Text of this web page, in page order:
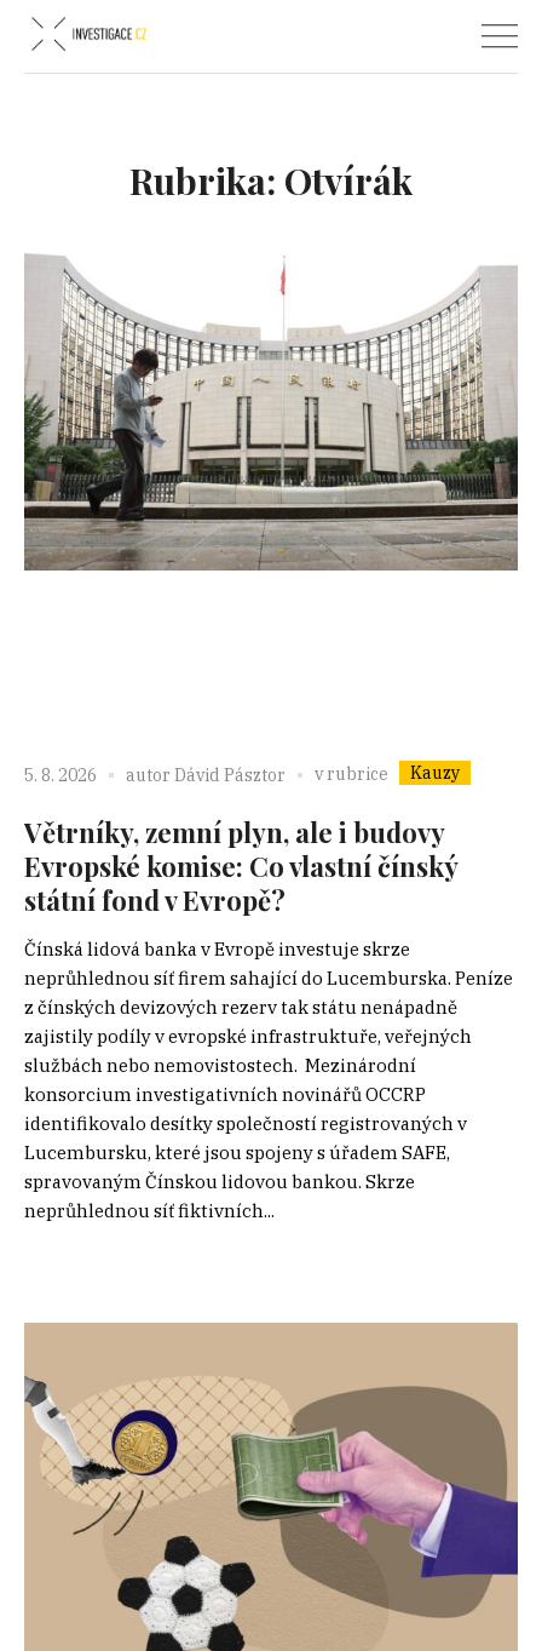
Rubrika: Otvírák
5. 8. 2026 autor Dávid Pásztor v rubrice Kauzy
Větrníky, zemní plyn, ale i budovy
Evropské komise: Co vlastní čínský
státní fond v Evropě?
Čínská lidová banka v Evropě investuje skrze
neprůhlednou síť firem sahající do Lucemburska. Peníze
z čínských devizových rezerv tak státu nenápadně
zajistily podíly v evropské infrastruktuře, veřejných
službách nebo nemovistostech. Mezinárodní
konsorcium investigativních novinářů OCCRP
identifikovalo desítky společností registrovaných v
Lucembursku, které jsou spojeny s úřadem SAFE,
spravovaným Čínskou lidovou bankou. Skrze
neprůhlednou síť fiktivních...